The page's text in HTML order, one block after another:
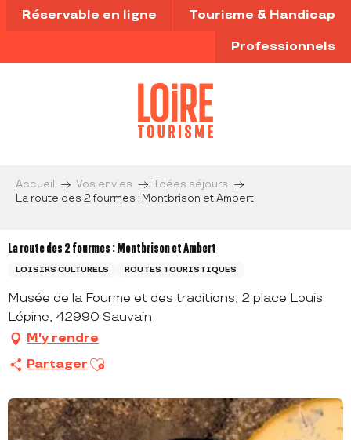
Aller
au
principal
Réservable en ligne Tourisme & Handicap
Professionnels
Accueil Vos envies
Idées séjours
La route des 2 fourmes : Montbrison et Ambert
La route des 2 fourmes : Montbrison et Ambert
LOISIRS CULTURELS ROUTES TOURISTIQUES
Musée de la Fourme et des traditions, 2 place Louis
Lépine, 42990 Sauvain
M'y rendre
Partager Ajouter aux favoris